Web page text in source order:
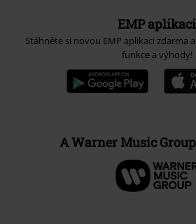
EMP aplikaci
Stáhněte si novou EMP aplikaci zdarma
funkce a výhody!
A Warner Music